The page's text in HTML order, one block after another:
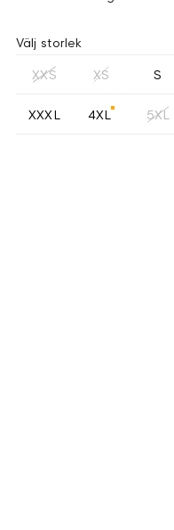
Välj storlek
XXS XS S
XXXL 4XL 5XL